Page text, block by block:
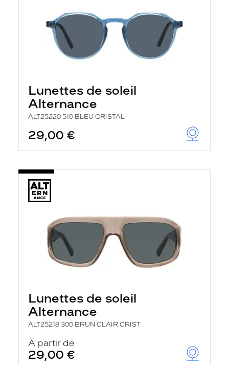
Lunettes de soleil
Alternance
ALT25220 510 BLEU CRISTAL
29,00 €
Lunettes de soleil
Alternance
ALT25218 300 BRUN CLAIR CRIST
À partir de
29,00 €